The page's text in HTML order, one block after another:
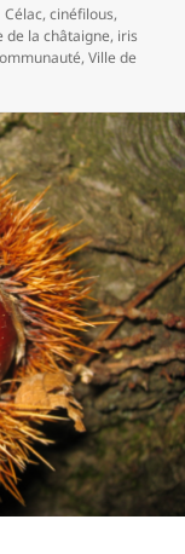
Mots-
clés
Célac,cinéfilous,
de la châtaigne, iris
,Ville de